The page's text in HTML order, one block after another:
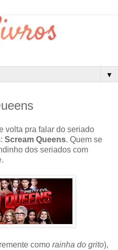
▼
volta pra falar do seriado
Scream Queens. Quem se
dos seriados com
como rainha do grito),